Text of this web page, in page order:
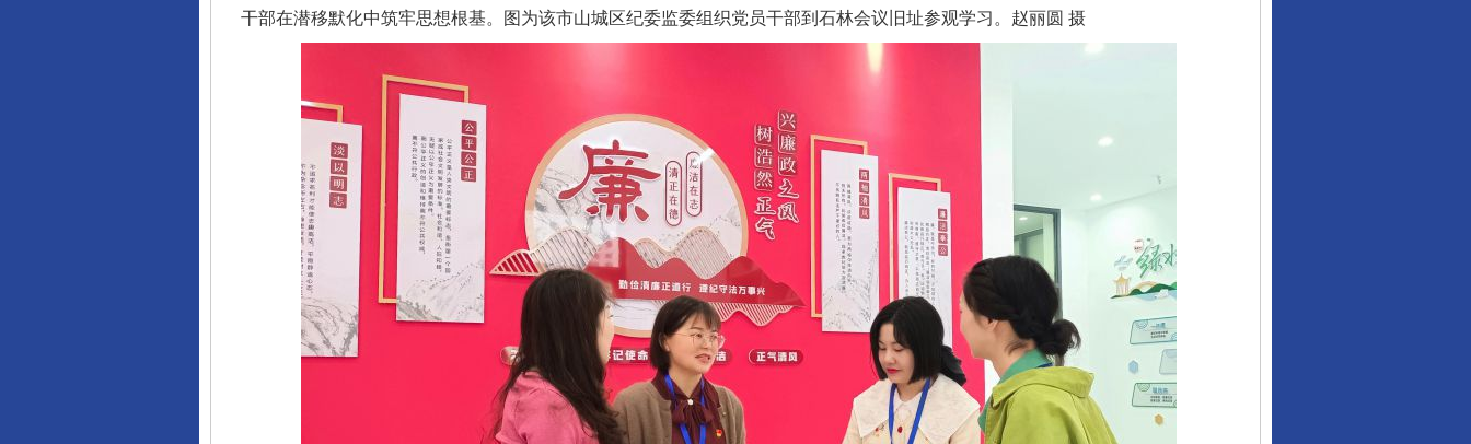
干部在潜移默化中筑牢思想根基。图为该市山城区纪委监委组织党员干部到石林会议旧址参观学习。赵丽圆 摄